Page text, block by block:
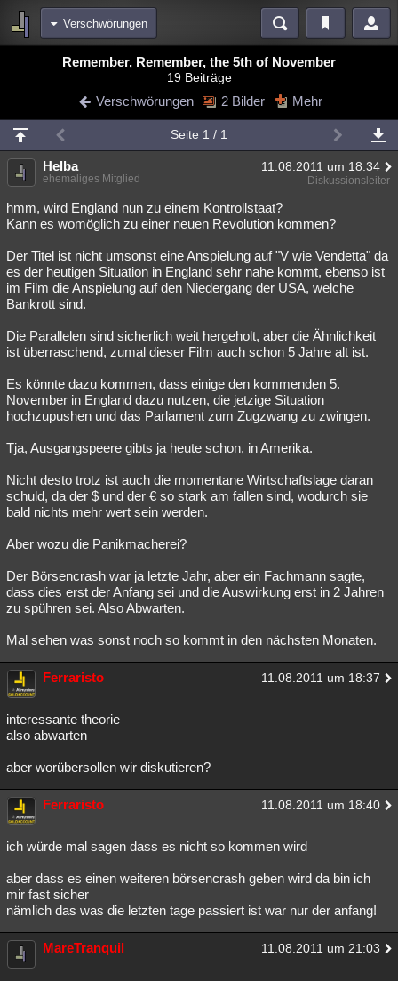
Verschwörungen
Blogs
Chat Wiki Neuigkeiten
meine Rubriken
Menschen Mystery Kriminalfälle
Spiritualität Verschwörungen Technologie
weitere Rubriken
Philosophie Träume Orte Esoterik Literatur
Astronomie Helpdesk Gruppen Gaming Filme
Übersichten
Besucht Teilgenommen Alle Neue Geschlossen
Lesenswert Schlüsselwörter
Remember, Remember, the 5th of November
19 Beiträge
Verschwörungen 2 Bilder Mehr
Seite 1 / 1
Helba 11.08.2011 um 18:34
ehemaliges Mitglied Diskussionsleiter
hmm, wird England nun zu einem Kontrollstaat?
Kann es womöglich zu einer neuen Revolution kommen?
Der Titel ist nicht umsonst eine Anspielung auf "V wie Vendetta" da
es der heutigen Situation in England sehr nahe kommt, ebenso ist
im Film die Anspielung auf den Niedergang der USA, welche
Bankrott sind.
Die Parallelen sind sicherlich weit hergeholt, aber die Ähnlichkeit
ist überraschend, zumal dieser Film auch schon 5 Jahre alt ist.
Es könnte dazu kommen, dass einige den kommenden 5.
November in England dazu nutzen, die jetzige Situation
hochzupushen und das Parlament zum Zugzwang zu zwingen.
Tja, Ausgangspeere gibts ja heute schon, in Amerika.
Nicht desto trotz ist auch die momentane Wirtschaftslage daran
schuld, da der $ und der € so stark am fallen sind, wodurch sie
bald nichts mehr wert sein werden.
Aber wozu die Panikmacherei?
Der Börsencrash war ja letzte Jahr, aber ein Fachmann sagte,
dass dies erst der Anfang sei und die Auswirkung erst in 2 Jahren
zu spühren sei. Also Abwarten.
Mal sehen was sonst noch so kommt in den nächsten Monaten.
Ferraristo 11.08.2011 um 18:37
interessante theorie
also abwarten
aber worübersollen wir diskutieren?
Ferraristo 11.08.2011 um 18:40
ich würde mal sagen dass es nicht so kommen wird
aber dass es einen weiteren börsencrash geben wird da bin ich
mir fast sicher
nämlich das was die letzten tage passiert ist war nur der anfang!
MareTranquil 11.08.2011 um 21:03